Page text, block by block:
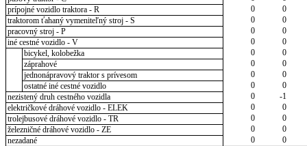
prípojné vozidlo traktora - R
0
0
traktorom ťahaný vymeniteľný stroj - S
0
0
pracovný stroj - P
0
0
iné cestné vozidlo - V
0
0
bicykel, kolobežka
0
0
záprahové
0
0
jednonápravový traktor s prívesom
0
0
ostatné iné cestné vozidlo
0
0
nezistený druh cestného vozidla
0
-1
električkové dráhové vozidlo - ELEK
0
0
trolejbusové dráhové vozidlo - TR
0
0
železničné dráhové vozidlo - ZE
0
0
nezadané
0 0